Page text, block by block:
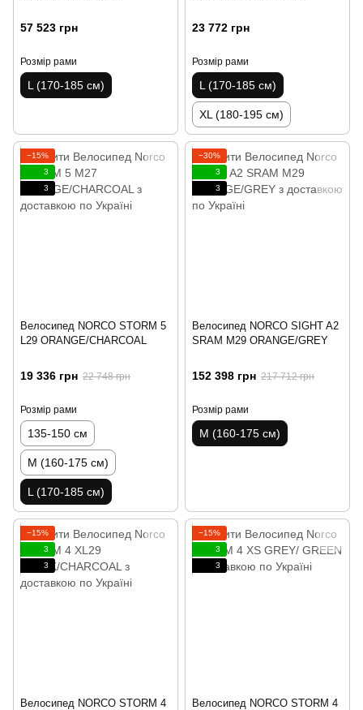
57 523 грн
Розмір рами
L (170-185 см)
23 772 грн
Розмір рами
L (170-185 см)
XL (180-195 см)
−15%
3
3
Велосипед NORCO STORM 5
L29 ORANGE/CHARCOAL
19 336 грн 22 748 грн
Розмір рами
135-150 см
M (160-175 см)
L (170-185 см)
−30%
3
3
Велосипед NORCO SIGHT A2
SRAM M29 ORANGE/GREY
152 398 грн 217 712 грн
Розмір рами
M (160-175 см)
−15%
3
3
Велосипед NORCO STORM 4
−15%
3
3
Велосипед NORCO STORM 4